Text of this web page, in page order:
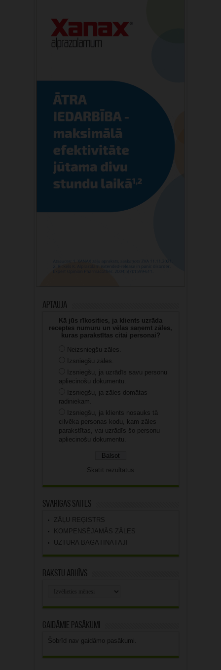
Aptauja
Kā jūs rīkosities, ja klients uzrāda
receptes numuru un vēlas saņemt zāles,
kuras parakstītas citai personai?
Neizsniegšu zāles.
Izsniegšu zāles.
Izsniegšu, ja uzrādīs savu personu
apliecinošu dokumentu.
Izsniegšu, ja zāles domātas
radiniekam.
Izsniegšu, ja klients nosauks tā
cilvēka personas kodu, kam zāles
parakstītas, vai uzrādīs šo personu
apliecinošu dokumentu.
Skatīt rezultātus
Svarīgas saites
ZĀĻU REĢISTRS
KOMPENSĒJAMĀS ZĀLES
UZTURA BAGĀTINĀTĀJI
Rakstu arhīvs
Gaidāmie pasākumi
Šobrīd nav gaidāmo pasākumi.